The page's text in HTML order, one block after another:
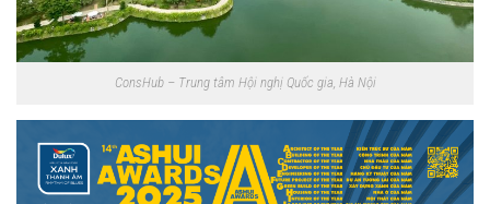
ConsHub – Trung tâm Hội nghị Quốc gia, Hà Nội